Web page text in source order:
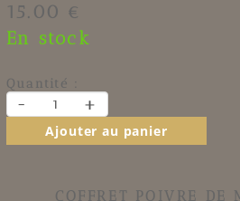
15.00 €
En stock
Quantité :
- +
Ajouter au panier
COFFRET POIVRE DE